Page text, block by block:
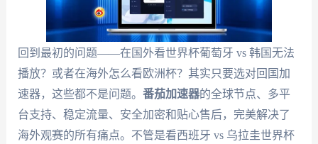
回到最初的问题——在国外看世界杯葡萄牙 vs 韩国无法
播放？或者在海外怎么看欧洲杯？其实只要选对回国加
速器，这些都不是问题。 番茄加速器的全球节点、多平
台支持、稳定流量、安全加密和贴心售后，完美解决了
海外观赛的所有痛点。不管是看西班牙 vs 乌拉圭世界杯